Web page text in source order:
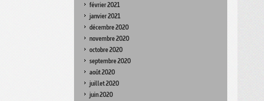
février 2021
janvier 2021
décembre 2020
novembre 2020
octobre 2020
septembre 2020
août 2020
juillet 2020
juin 2020